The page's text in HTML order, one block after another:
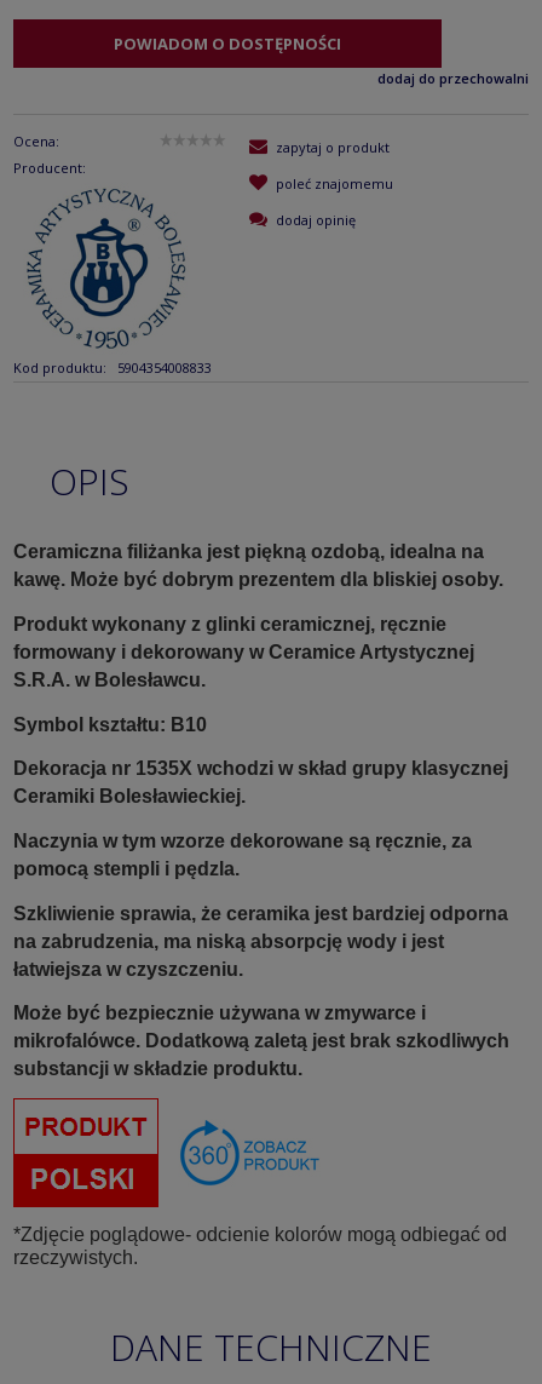
POWIADOM O DOSTĘPNOŚCI
dodaj do przechowalni
Ocena:
Producent:
Kod produktu: 5904354008833
zapytaj o produkt
poleć znajomemu
dodaj opinię
OPIS
Ceramiczna filiżanka jest piękną ozdobą, idealna na
kawę. Może być dobrym prezentem dla bliskiej osoby.
Produkt wykonany z glinki ceramicznej, ręcznie
formowany i dekorowany w Ceramice Artystycznej
S.R.A. w Bolesławcu.
Symbol kształtu: B10
Dekoracja nr 1535X wchodzi w skład grupy klasycznej
Ceramiki Bolesławieckiej.
Naczynia w tym wzorze dekorowane są ręcznie, za
pomocą stempli i pędzla.
Szkliwienie sprawia, że ceramika jest bardziej odporna
na zabrudzenia, ma niską absorpcję wody i jest
łatwiejsza w czyszczeniu.
Może być bezpiecznie używana w zmywarce i
mikrofalówce. Dodatkową zaletą jest brak szkodliwych
substancji w składzie produktu.
*Zdjęcie poglądowe- odcienie kolorów mogą odbiegać od
rzeczywistych.
DANE TECHNICZNE